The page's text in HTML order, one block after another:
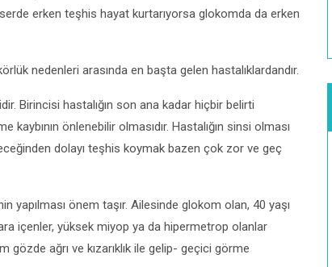
erken teşhis hayat kurtarıyorsa glokomda da erken
nedenleri arasında en başta gelen hastalıklardandır.
Birincisi hastalığın son ana kadar hiçbir belirti
önlenebilir olmasıdır. Hastalığın sinsi olması
dolayı teşhis koymak bazen çok zor ve geç
önem taşır. Ailesinde glokom olan, 40 yaşı
içenler, yüksek miyop ya da hipermetrop olanlar
gözde ağrı ve kızarıklık ile gelip- geçici görme